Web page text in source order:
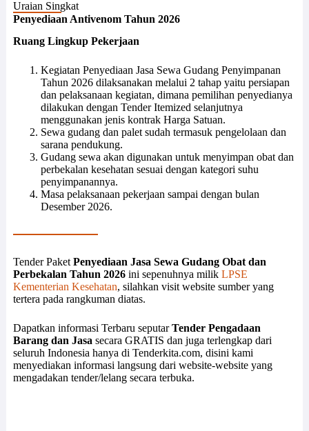
Uraian Singkat
Penyediaan Antivenom Tahun 2026
Ruang Lingkup Pekerjaan
Kegiatan Penyediaan Jasa Sewa Gudang Penyimpanan
Tahun 2026 dilaksanakan melalui 2 tahap yaitu persiapan
dan pelaksanaan kegiatan, dimana pemilihan penyedianya
dilakukan dengan Tender Itemized selanjutnya
menggunakan jenis kontrak Harga Satuan.
Sewa gudang dan palet sudah termasuk pengelolaan dan
sarana pendukung.
Gudang sewa akan digunakan untuk menyimpan obat dan
perbekalan kesehatan sesuai dengan kategori suhu
penyimpanannya.
Masa pelaksanaan pekerjaan sampai dengan bulan
Desember 2026.
Tender Paket Penyediaan Jasa Sewa Gudang Obat dan
Perbekalan Tahun 2026 ini sepenuhnya milik LPSE
Kementerian Kesehatan, silahkan visit website sumber yang
tertera pada rangkuman diatas.
Dapatkan informasi Terbaru seputarTender Pengadaan
Barang dan Jasa secara GRATIS dan juga terlengkap dari
seluruh Indonesia hanya di Tenderkita.com, disini kami
menyediakan informasi langsung dari website-website yang
mengadakan tender/lelang secara terbuka.